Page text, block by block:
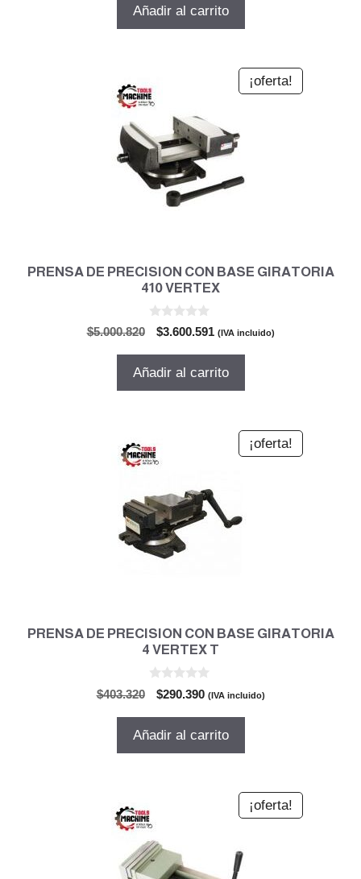
original
actual
Añadir al carrito
¡oferta!
PRENSA DE PRECISION CON BASE GIRATORIA
410 VERTEX
$5.000.820
El
original
$3.600.591El
actual
(IVA incluido)
Añadir al carrito
¡oferta!
PRENSA DE PRECISION CON BASE GIRATORIA
4 VERTEX T
$403.320
El
original
$290.390El
actual
(IVA incluido)
Añadir al carrito
¡oferta!